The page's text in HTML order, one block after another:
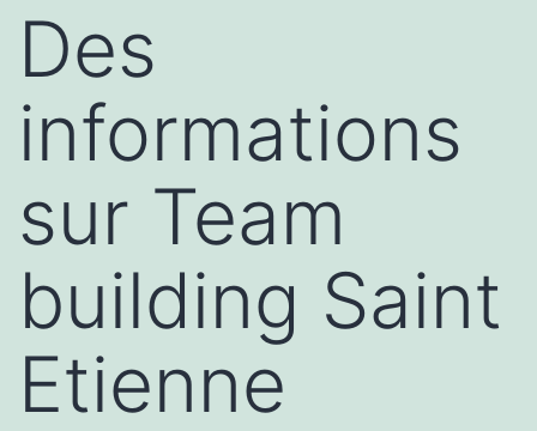
Des
informations
sur Team
building Saint
Etienne